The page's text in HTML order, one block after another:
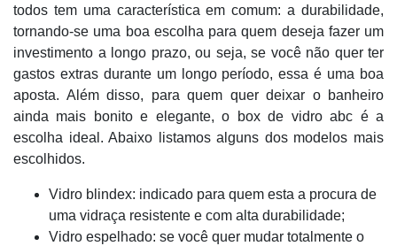
todos tem uma característica em comum: a durabilidade,
tornando-se uma boa escolha para quem deseja fazer um
investimento a longo prazo, ou seja, se você não quer ter
gastos extras durante um longo período, essa é uma boa
aposta. Além disso, para quem quer deixar o banheiro
ainda mais bonito e elegante, o box de vidro abc é a
escolha ideal. Abaixo listamos alguns dos modelos mais
escolhidos.
Vidro blindex: indicado para quem esta a procura de
uma vidraça resistente e com alta durabilidade;
Vidro espelhado: se você quer mudar totalmente o